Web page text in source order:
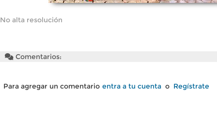
No alta resolución
Comentarios:
Para agregar un comentario entra a tu cuenta o Regístrate